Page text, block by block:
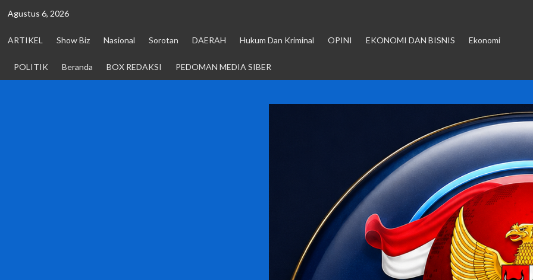
content
Agustus 6, 2026
ARTIKEL Show Biz Nasional Sorotan DAERAH Hukum Dan Kriminal OPINI EKONOMI DAN BISNIS Ekonomi
POLITIK Beranda BOX REDAKSI PEDOMAN MEDIA SIBER